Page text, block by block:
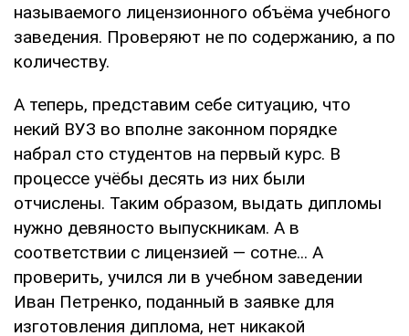
называемого лицензионного объёма учебного
заведения. Проверяют не по содержанию, а по
количеству.
А теперь, представим себе ситуацию, что
некий ВУЗ во вполне законном порядке
набрал сто студентов на первый курс. В
процессе учёбы десять из них были
отчислены. Таким образом, выдать дипломы
нужно девяносто выпускникам. А в
соответствии с лицензией — сотне... А
проверить, учился ли в учебном заведении
Иван Петренко, поданный в заявке для
изготовления диплома, нет никакой